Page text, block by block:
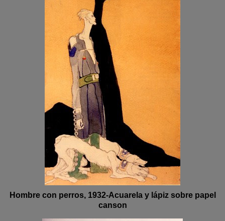
Hombre con perros, 1932-Acuarela y lápiz sobre papel
canson